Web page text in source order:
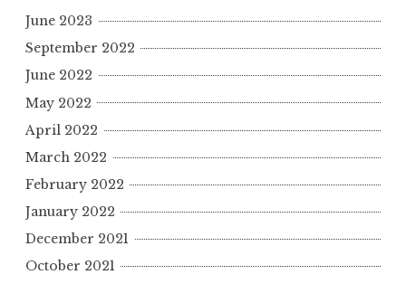
June 2023
September 2022
June 2022
May 2022
April 2022
March 2022
February 2022
January 2022
December 2021
October 2021